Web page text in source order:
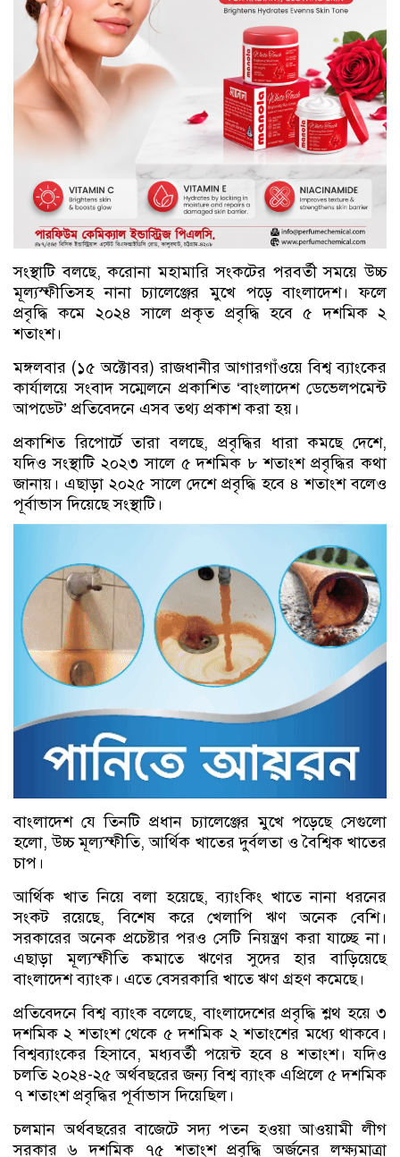
সংস্থাটি বলছে, করোনা মহামারি সংকটের পরবর্তী সময়ে উচ্চ
মূল্যস্ফীতিসহ নানা চ্যালেঞ্জের মুখে পড়ে বাংলাদেশ। ফলে
প্রবৃদ্ধি কমে ২০২৪ সালে প্রকৃত প্রবৃদ্ধি হবে ৫ দশমিক ২
শতাংশ।
মঙ্গলবার (১৫ অক্টোবর) রাজধানীর আগারগাঁওয়ে বিশ্ব ব্যাংকের
কার্যালয়ে সংবাদ সম্মেলনে প্রকাশিত ‘বাংলাদেশ ডেভেলপমেন্ট
আপডেট’ প্রতিবেদনে এসব তথ্য প্রকাশ করা হয়।
প্রকাশিত রিপোর্টে তারা বলছে, প্রবৃদ্ধির ধারা কমছে দেশে,
যদিও সংস্থাটি ২০২৩ সালে ৫ দশমিক ৮ শতাংশ প্রবৃদ্ধির কথা
জানায়। এছাড়া ২০২৫ সালে দেশে প্রবৃদ্ধি হবে ৪ শতাংশ বলেও
পূর্বাভাস দিয়েছে সংস্থাটি।
বাংলাদেশ যে তিনটি প্রধান চ্যালেঞ্জের মুখে পড়েছে সেগুলো
হলো, উচ্চ মূল্যস্ফীতি, আর্থিক খাতের দুর্বলতা ও বৈশ্বিক খাতের
চাপ।
আর্থিক খাত নিয়ে বলা হয়েছে, ব্যাংকিং খাতে নানা ধরনের
সংকট রয়েছে, বিশেষ করে খেলাপি ঋণ অনেক বেশি।
সরকারের অনেক প্রচেষ্টার পরও সেটি নিয়ন্ত্রণ করা যাচ্ছে না।
এছাড়া মূল্যস্ফীতি কমাতে ঋণের সুদের হার বাড়িয়েছে
বাংলাদেশ ব্যাংক। এতে বেসরকারি খাতে ঋণ গ্রহণ কমেছে।
প্রতিবেদনে বিশ্ব ব্যাংক বলেছে, বাংলাদেশের প্রবৃদ্ধি শ্লথ হয়ে ৩
দশমিক ২ শতাংশ থেকে ৫ দশমিক ২ শতাংশের মধ্যে থাকবে।
বিশ্বব্যাংকের হিসাবে, মধ্যবর্তী পয়েন্ট হবে ৪ শতাংশ। যদিও
চলতি ২০২৪-২৫ অর্থবছরের জন্য বিশ্ব ব্যাংক এপ্রিলে ৫ দশমিক
৭ শতাংশ প্রবৃদ্ধির পূর্বাভাস দিয়েছিল।
চলমান অর্থবছরের বাজেটে সদ্য পতন হওয়া আওয়ামী লীগ
সরকার ৬ দশমিক ৭৫ শতাংশ প্রবৃদ্ধি অর্জনের লক্ষ্যমাত্রা